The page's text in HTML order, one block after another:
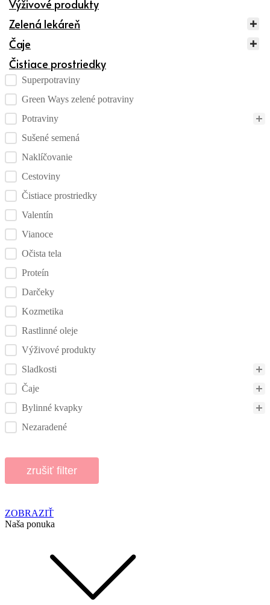
Výživové produkty
Zelená lekáreň
Čaje
Čistiace prostriedky
Kategórie produktov checklist
Superpotraviny
Green Ways zelené potraviny
Potraviny
Sušené semená
Naklíčovanie
Cestoviny
Čistiace prostriedky
Valentín
Vianoce
Očista tela
Proteín
Darčeky
Kozmetika
Rastlinné oleje
Výživové produkty
Sladkosti
Čaje
Bylinné kvapky
Nezaradené
zrušiť filter
ZOBRAZIŤ
Naša ponuka